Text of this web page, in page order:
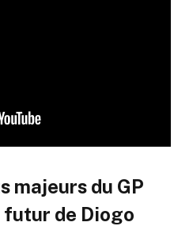
majeurs du GP
futur de Diogo